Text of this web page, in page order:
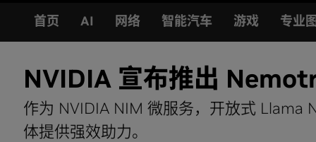
首页 AI 网络 智能汽车 游戏 专业
NVIDIA 宣布推出
作为 NVIDIA NIM 微服务，开放式
体提供强效助力。